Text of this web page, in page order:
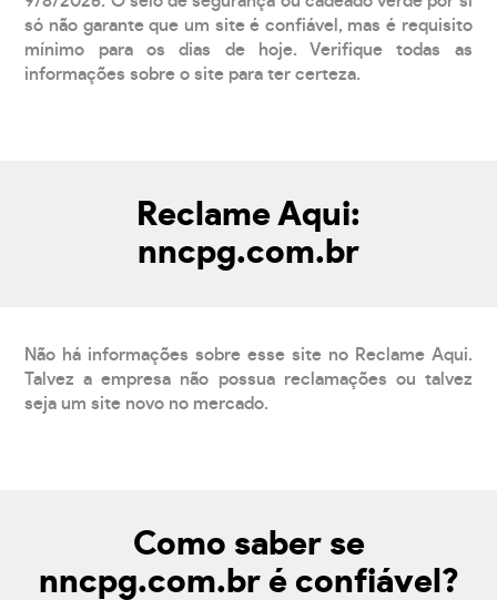
só não garante que um site é confiável, mas é requisito
mínimo para os dias de hoje. Verifique todas as
informações sobre o site para ter certeza.
Reclame Aqui:
nncpg.com.br
Não há informações sobre esse site no Reclame Aqui.
Talvez a empresa não possua reclamações ou talvez
seja um site novo no mercado.
Como saber se
nncpg.com.br é confiável?